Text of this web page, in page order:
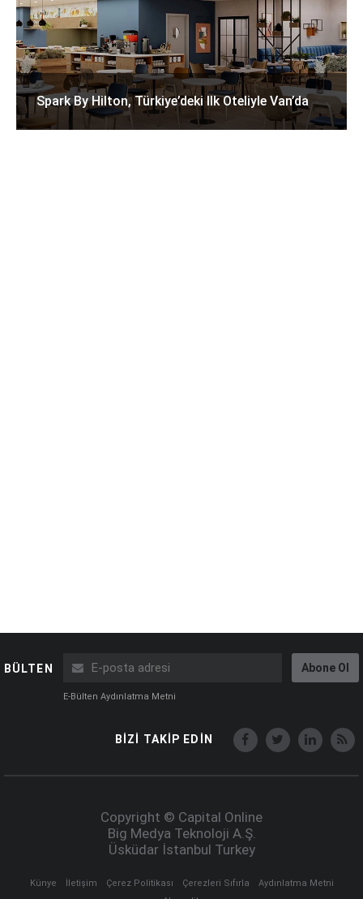
Spark By Hilton, Türkiye’deki Ilk Oteliyle Van’da
BÜLTEN Abone Ol
E-Bülten Aydınlatma Metni
BİZİ TAKİP EDİN
Copyright © Capital Online
Big Medya Teknoloji A.Ş.
Üsküdar İstanbul Turkey
Künye İletişim Çerez Politikası Çerezleri Sıfırla
Aydınlatma Metni